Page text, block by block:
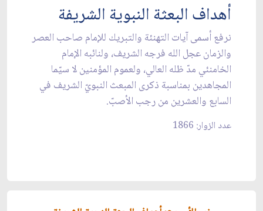
أهداف البعثة النبوية الشريفة
نرفع أسمى آيات التهنئة والتبريك للإمام صاحب العصر
والزمان عجل الله فرجه الشريف، ولنائبه الإمام
الخامنئي مدّ ظله العالي، ولعموم المؤمنين لا سيّما
المجاهدين بمناسبة ذكرى المبعث النبويّ الشريف في
السابع والعشرين من رجب الأصبّ.
عدد الزوار: 1866